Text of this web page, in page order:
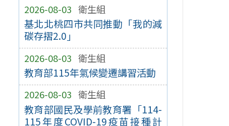
2026-08-03 衛生組
基北北桃四市共同推動「我的減
碳存摺2.0」
2026-08-03 衛生組
教育部115年氣候變遷講習活動
2026-08-03 衛生組
教育部國民及學前教育署「114-
115年度COVID-19疫苗接種計